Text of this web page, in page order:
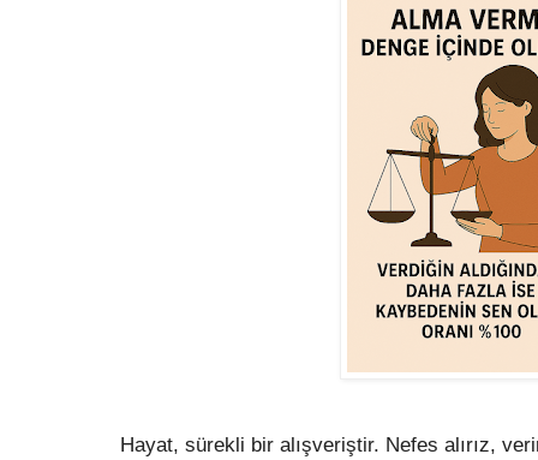
Hayat, sürekli bir alışveriştir. Nefes alırız,